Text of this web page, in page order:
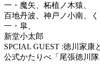
一・魔矢、柘植ノ木猿、
百地丹波、神戸ノ小南、
一・皐、
新堂小太郎
SPCIAL GUEST :徳川家
公式かたりべ「尾張徳川隊